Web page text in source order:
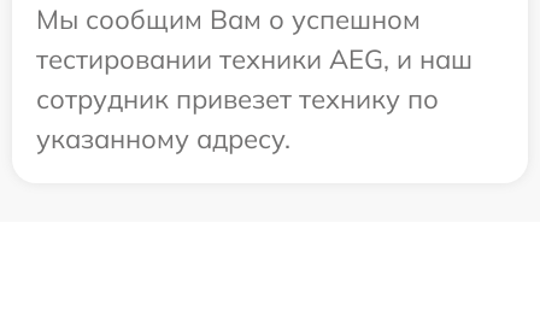
Мы сообщим Вам о успешном
тестировании техники AEG, и наш
сотрудник привезет технику по
указанному адресу.